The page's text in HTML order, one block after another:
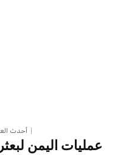
أحدث
عمليات اليمن